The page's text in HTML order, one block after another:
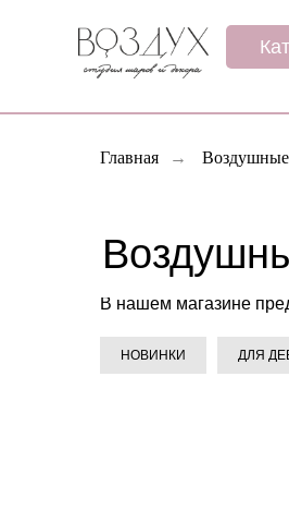
Главная →
В нашем магазине
НОВИНКИ ДЛЯ